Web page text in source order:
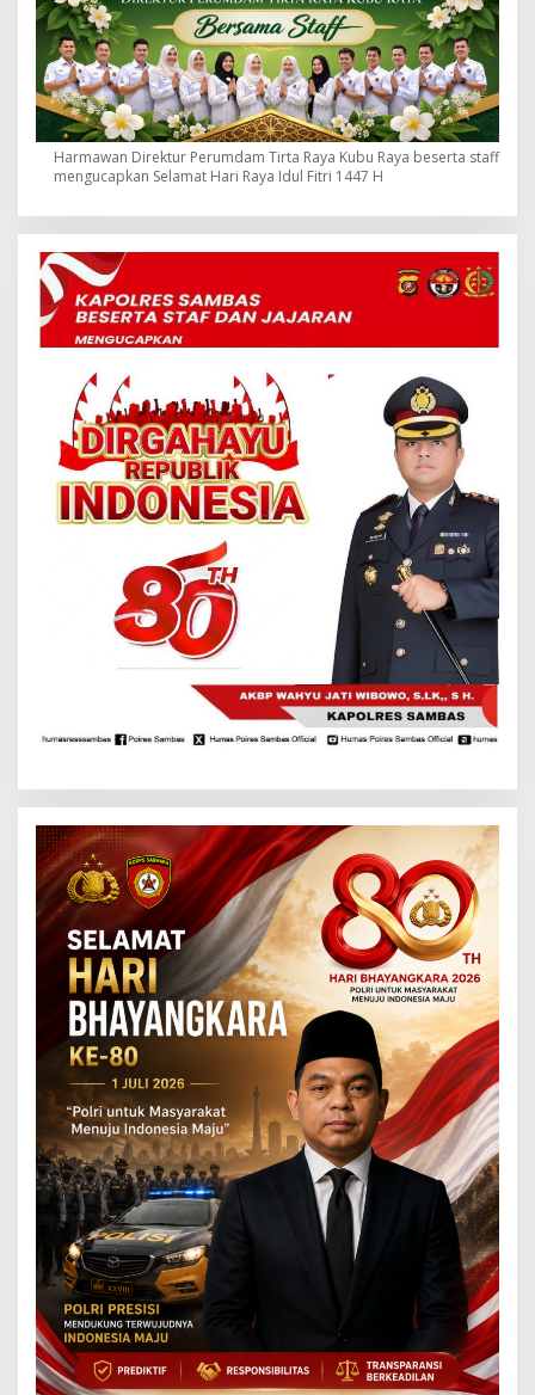
Harmawan Direktur Perumdam Tirta Raya Kubu Raya beserta staff
mengucapkan Selamat Hari Raya Idul Fitri 1447 H